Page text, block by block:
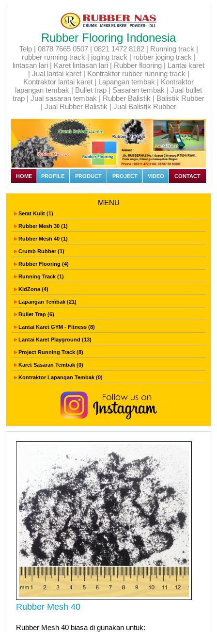
Rubber Flooring Indonesia
Telp | 0878 7665 0507 | 0821 1472 8182 | Running track |
rubber running track | joging track | rubber joging track |
lintasan lari | Karet lintasan lari | Rubber flooring | Lantai karet
| Jual lantai karet | Kontraktor rubber running track |
Kontraktor lantai karet | Lapangan tembak | Kontraktor
lapangan tembak | Bullet trap | Sasaran tembak | Jual bullet
trap | Jual sasaran tembak | Rubber Balistik | Balistik Rubber
| Jual Rubber Balistik | Jual Balistik Rubber
HOME PROFILE PRODUCT PROJECT VIDEO CONTACT
MENU
Serat Kulit (1)
Rubber Mesh 30 (1)
Rubber Mesh 40 (1)
Crumb Rubber (1)
Rubber Flooring (4)
Running Track (1)
KidZona (4)
Lapangan Tembak (21)
Bullet Trap (6)
Lantai Karet GYM - Fitness (8)
Lantai Karet Playground (13)
Project Running Track (8)
Karet Sasaran Tembak (0)
Kontraktor Lapangan Tembak (0)
Rubber Mesh 40
Rubber Mesh 40 biasa di gunakan untuk: